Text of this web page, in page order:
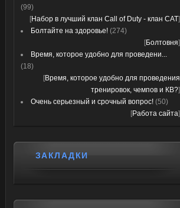
(99)
[Набор в лучший клан Call of Duty - клан CAT]
Болтайте на здоровье! (274)
[Болтовня]
Время, которое удобно для проведени...
(18)
[Время, которое удобно для проведения
тренировок, чемпов и КВ?]
Очень серьезный и срочный вопрос! (50)
[Работа сайта]
ЗАКЛАДКИ